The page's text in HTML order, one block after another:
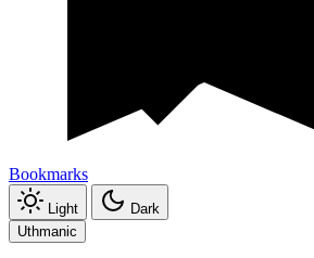
Bookmarks
Light
Dark
Uthmanic